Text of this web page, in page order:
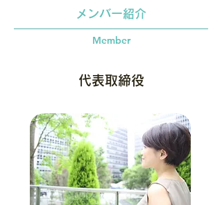
​メンバー紹介
Member
​代表取締役